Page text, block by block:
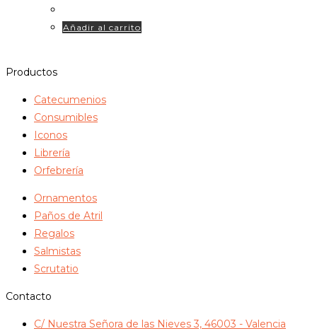
original
era:
Añadir al carrito
Productos
Catecumenios
Consumibles
Iconos
Librería
Orfebrería
Ornamentos
Paños de Atril
Regalos
Salmistas
Scrutatio
Contacto
C/ Nuestra Señora de las Nieves 3, 46003 - Valencia